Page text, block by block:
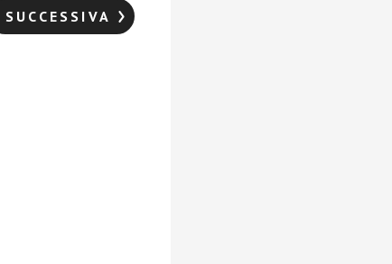
SUCCESSIVA